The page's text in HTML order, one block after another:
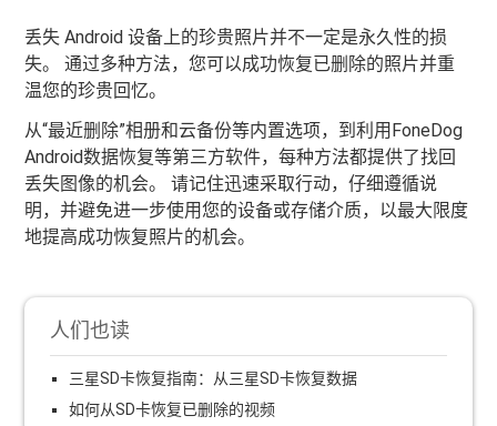
丢失 Android 设备上的珍贵照片并不一定是永久性的损
失。 通过多种方法，您可以成功恢复已删除的照片并重
温您的珍贵回忆。
从“最近删除”相册和云备份等内置选项，到利用FoneDog
Android数据恢复等第三方软件，每种方法都提供了找回
丢失图像的机会。 请记住迅速采取行动，仔细遵循说
明，并避免进一步使用您的设备或存储介质，以最大限度
地提高成功恢复照片的机会。
人们也读
三星SD卡恢复指南：从三星SD卡恢复数据
如何从SD卡恢复已删除的视频